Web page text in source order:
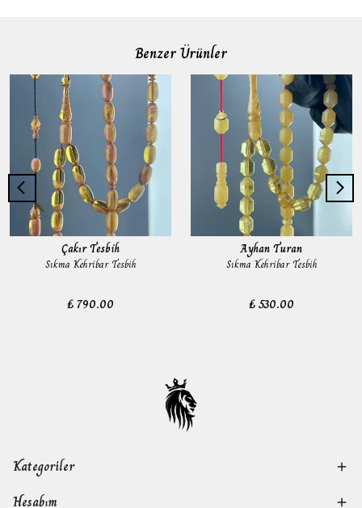
Benzer Ürünler
Çakır Tesbih
Sıkma Kehribar Tesbih
₺ 790.00
Ayhan Turan
Sıkma Kehribar Tesbih
₺ 530.00
Kategoriler
Hesabım